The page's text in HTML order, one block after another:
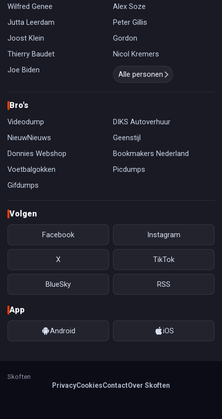
Wilfred Genee
Alex Soze
Jutta Leerdam
Peter Gillis
Joost Klein
Gordon
Thierry Baudet
Nicol Kremers
Joe Biden
Alle personen
Bro's
Videodump
DIKS Autoverhuur
NieuwNieuws
Geenstijl
Donnies Webshop
Bookmakers Nederland
Voetbalgokken
Picdumps
Gifdumps
Volgen
Facebook Instagram
X TikTok
BlueSky RSS
App
Android iOS
Skoften
PrivacyCookiesContactOver Skoften